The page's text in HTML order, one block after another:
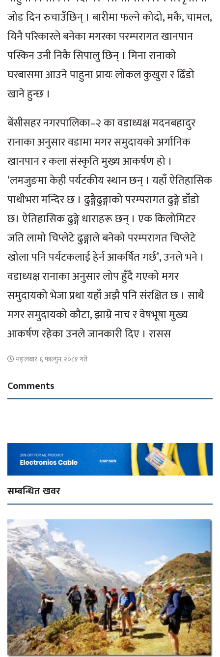
जोड दिन रुचाउँछिन् । बारीमा फल्ने कोदो, मकै, चामल,
यिनै परिकारले बनेका मगरका परम्परागत खानपान
पस्किन उनी निकै सिपालु छिन् । मिना रानाको
घरबासमा आउने पाहुना प्रायः लोकल कुखुरा र ढिँडो
खाने हुन्छ ।
बेंसीसहर नगरपालिका–२ का वडाध्यक्ष मदनबहादुर
रानाका अनुसार वडामा मगर समुदायको अर्गानिक
खानपान र कला संस्कृति मुख्य आकर्षण हो ।
‘लमजुङमा केही पर्यटकीय स्थान छन् । यहाँ ऐतिहासिक
पाथीभरा मन्दिर छ । ढुङ्गैढुङ्गाको परम्परागत ढुङ्गे डाँडो
छ। ऐतिहासिक ढुङ्गे धाराहरू छन् । एक किलोमिटर
जति लामो चिप्लेटे ढुङ्गाले बनेको परम्परागत चिप्लेटे
खोला पनि पर्यटकलाई हेर्न आकर्षित गर्छ’, उनले भने ।
वडाध्यक्ष रानाका अनुसार लोप हुँदै गएको मगर
समुदायको भेजा प्रथा यहाँ अझै पनि संरक्षित छ । साथै
मगर समुदायको कौटा, झाम्रे नाच र वेषभूषा मुख्य
आकर्षण रहेका उनले जानकारी दिए । रासस
मङ्लबार, ६ फाल्गुन, २०८१ गते
Comments
सम्बन्धित खवर